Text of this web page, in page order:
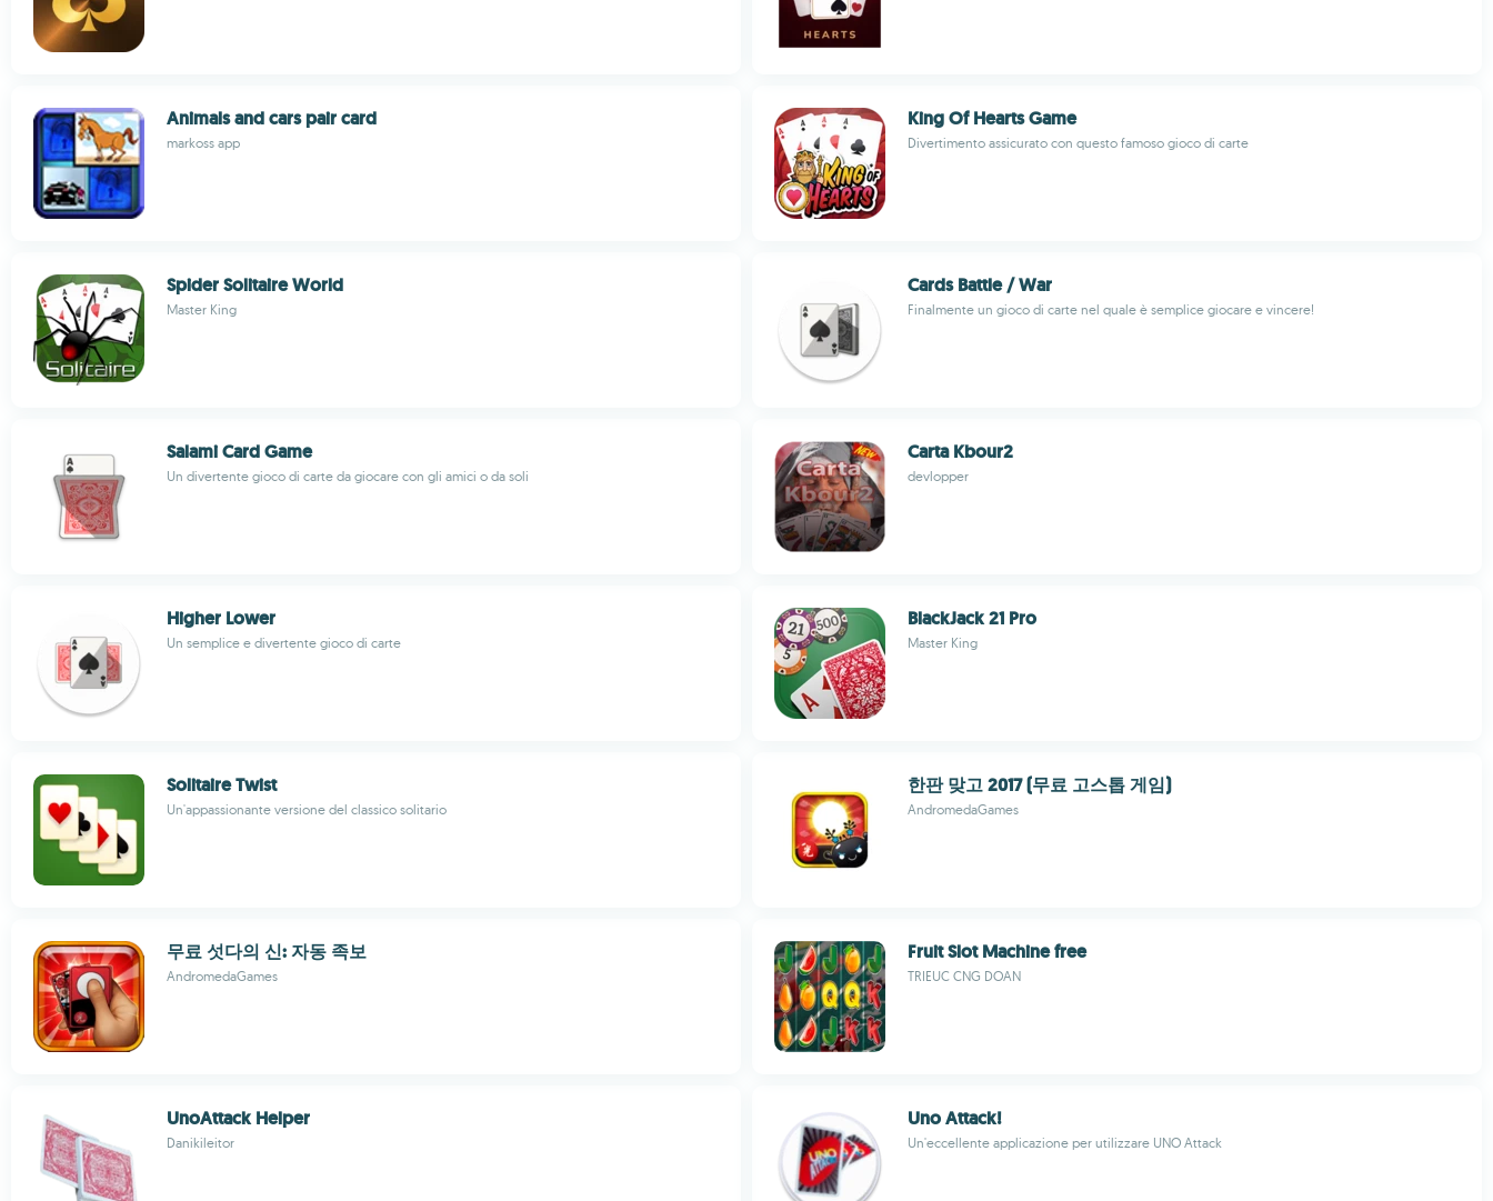
Animals and cars pair card
markoss app
King Of Hearts Game
Divertimento assicurato con questo famoso gioco di carte
Spider Solitaire World
Master King
Cards Battle / War
Finalmente un gioco di carte nel quale è semplice giocare e vincere!
Salami Card Game
Un divertente gioco di carte da giocare con gli amici o da soli
Carta Kbour2
devlopper
Higher Lower
Un semplice e divertente gioco di carte
BlackJack 21 Pro
Master King
Solitaire Twist
Un'appassionante versione del classico solitario
한판 맞고 2017 (무료 고스톱 게임)
AndromedaGames
무료 섯다의 신: 자동 족보
AndromedaGames
Fruit Slot Machine free
TRIEUC CNG DOAN
UnoAttack Helper
Danikileitor
Uno Attack!
Un'eccellente applicazione per utilizzare UNO Attack